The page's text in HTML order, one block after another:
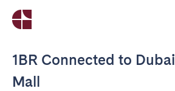
1BR Connected to Dubai
Mall